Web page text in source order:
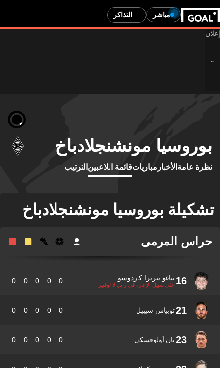
مباشر التذاكر
مونشنجلادباخ
عامةالأخبارمبارياتقائمة اللاعبينالترتيب
بوروسيا مونشنجلادباخ
المرمى
16 تياغو بيريرا كاردوسو
على سبيل الإعارة في رايل لا لوفيير 0
0
0
0
21 توبياس سيبيل 0
0
0
0
23 يان أولوفسكي 0
0
0
0